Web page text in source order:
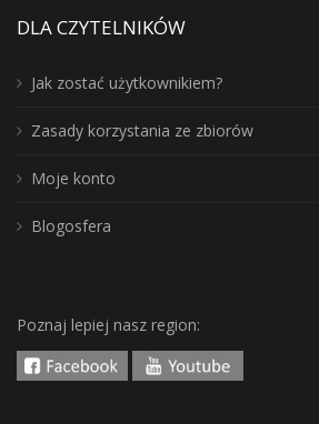
DLA CZYTELNIKÓW
Jak zostać użytkownikiem?
Zasady korzystania ze zbiorów
Moje konto
Blogosfera
Poznaj lepiej nasz region: